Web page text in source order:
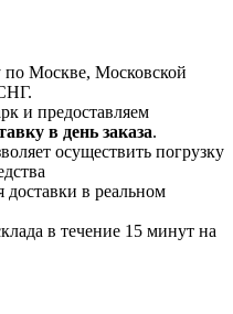
Москве, Московской
и предоставляем
в день заказа.
осуществить погрузку
в реальном
в течение 15 минут на